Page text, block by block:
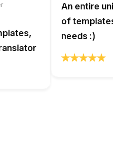
An entire
of
needs :)